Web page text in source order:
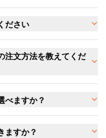
ださい
注文方法を教えてくだ
べますか？
ますか？